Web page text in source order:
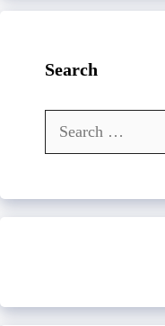
Search
Search
for: